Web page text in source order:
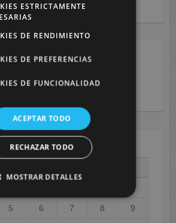
raras noviembre 26, 2020
AGOSTO 2026
5 6 7 8 9
ESTRICTAMENTE
DE RENDIMIENTO
DE PREFERENCIAS
DE FUNCIONALIDAD
ACEPTAR TODO
RECHAZAR TODO
MOSTRAR DETALLES